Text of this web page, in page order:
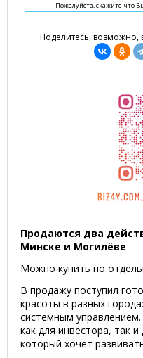
Пожалуйста, скажите что
Поделитесь, возможно,
Продаются два
Минске и Могилёве
Можно купить по
В продажу поступил
красоты в разных
системным
как для инвестора, так
который хочет